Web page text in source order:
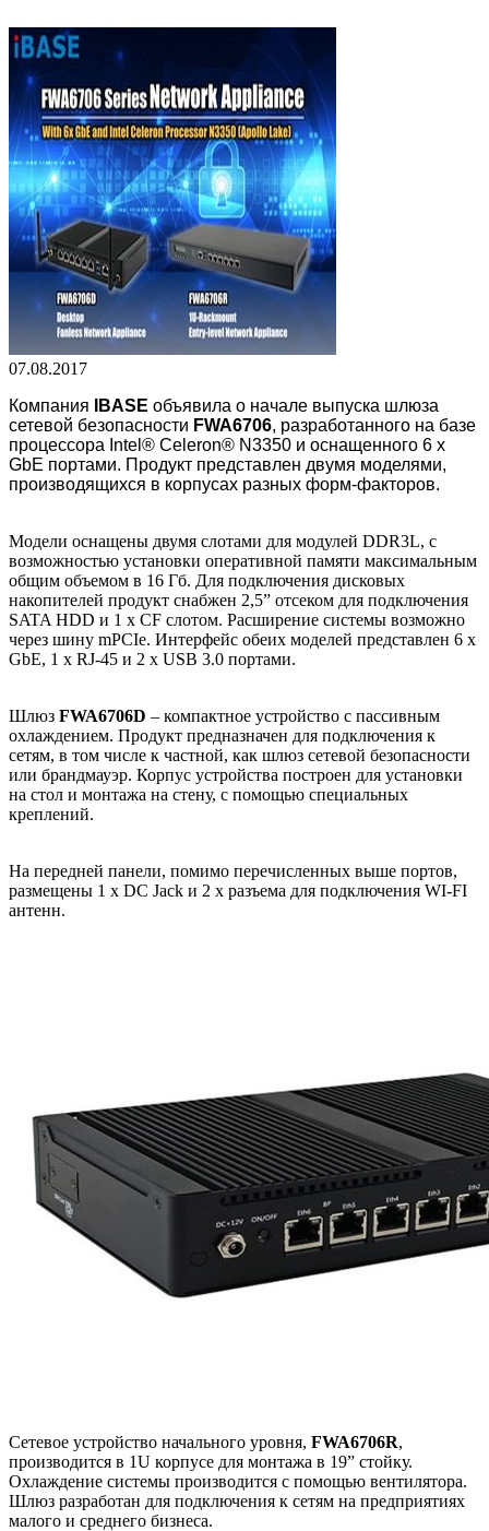
07.08.2017
Компания
IBASE объявила о начале выпуска шлюза
сетевой безопасности FWA6706, разработанного на базе
процессора Intel® Celeron® N3350 и оснащенного 6 х
GbE портами. Продукт представлен двумя моделями,
производящихся в корпусах разных форм-факторов.
Модели оснащены двумя слотами для модулей DDR3L, с
возможностью установки оперативной памяти максимальным
общим объемом в 16 Гб. Для подключения дисковых
накопителей продукт снабжен 2,5” отсеком для подключения
SATA HDD и 1 х CF слотом. Расширение системы возможно
через шину mPCIe. Интерфейс обеих моделей представлен 6 х
GbE, 1 х RJ-45 и 2 х USB 3.0 портами.
Шлюз FWA6706D – компактное устройство с пассивным
охлаждением. Продукт предназначен для подключения к
сетям, в том числе к частной, как шлюз сетевой безопасности
или брандмауэр. Корпус устройства построен для установки
на стол и монтажа на стену, с помощью специальных
креплений.
На передней панели, помимо перечисленных выше портов,
размещены 1 х DC Jack и 2 х разъема для подключения WI-FI
антенн.
Сетевое устройство начального уровня, FWA6706R,
производится в 1U корпусе для монтажа в 19” стойку.
Охлаждение системы производится с помощью вентилятора.
Шлюз разработан для подключения к сетям на предприятиях
малого и среднего бизнеса.